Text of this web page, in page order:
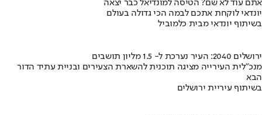
אתם עוד לא שם? הטיסה למונדיאל כבר יצאה
יונדאי לוקחת אתכם לבמה הכי גדולה בעולם
בשיתוף יונדאי מבית כלמוביל
ירושלים 2040: העיר נערכת ל- 1.5 מליון תושבים
מנכ"לית העירייה מציגה תוכנית להשארת הצעירים ובניית עתיד הדור
הבא
בשיתוף עיריית ירושלים